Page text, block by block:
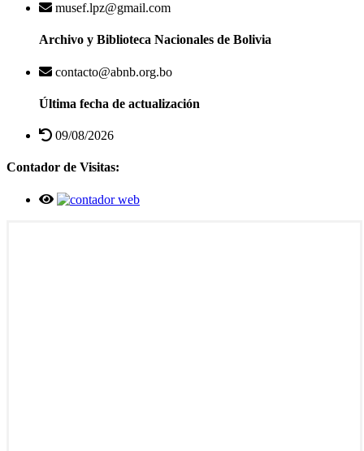
musef.lpz@gmail.com
Archivo y Biblioteca Nacionales de Bolivia
contacto@abnb.org.bo
Última fecha de actualización
09/08/2026
Contador de Visitas: